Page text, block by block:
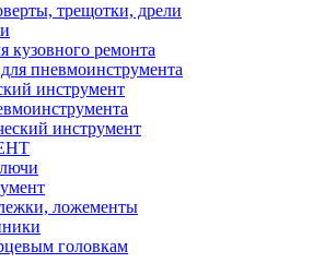
трещотки, дрели
кузовного ремонта
пневмоинструмента
инструмент
инструмент
ложементы
головкам